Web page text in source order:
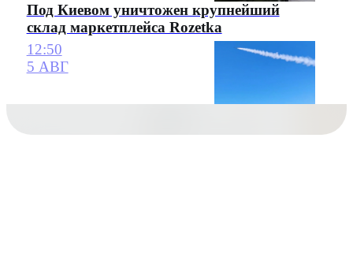
Под Киевом уничтожен крупнейший
склад маркетплейса Rozetka
12:50
5 АВГ